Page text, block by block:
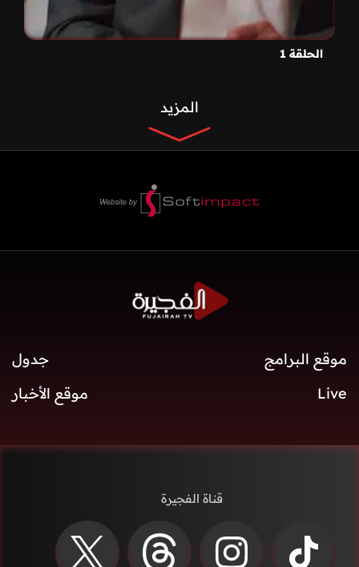
الحلقة 1
المزيد
موقع البرامج
جدول
Live
موقع الأخبار
قناة الفجيرة